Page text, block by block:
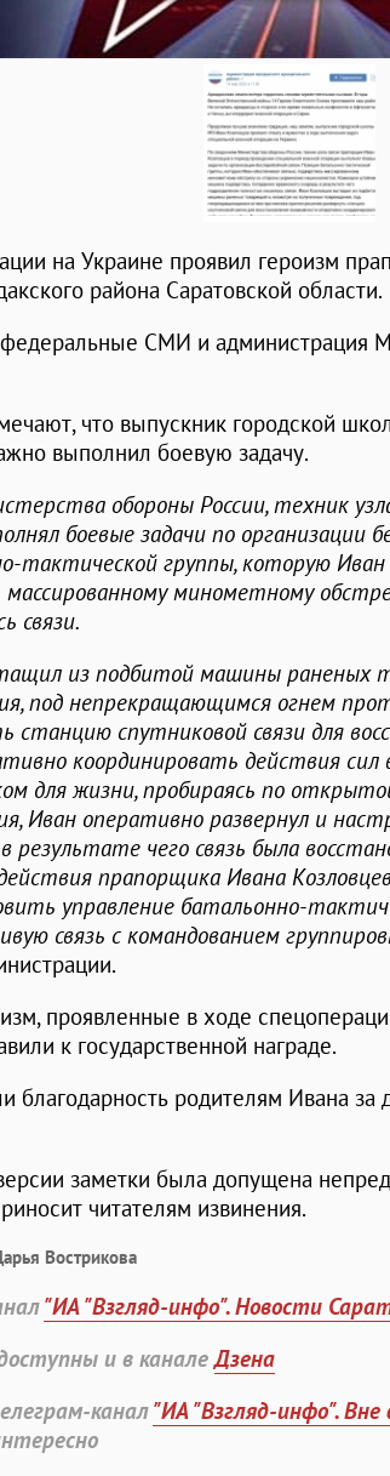
на Украине проявил героизм
района Саратовской области.
СМИ и администрация
что выпускник городской
выполнил боевую задачу.
обороны России, техник
боевые задачи по организации
тактической группы, которую Иван
массированному минометному
связи.
из подбитой машины раненых
под непрекращающимся огнем
станцию спутниковой связи для
координировать действия сил
для жизни, пробираясь по
Иван оперативно развернул и
результате чего связь была
прапорщика Ивана
управление батальонно-
связь с командованием
проявленные в ходе
к государственной награде.
благодарность родителям Ивана за
заметки была допущена
читателям извинения.
Вострикова
"ИА "Взгляд-инфо". Новости
и в каналеДзена
канал"ИА "Взгляд-инфо".